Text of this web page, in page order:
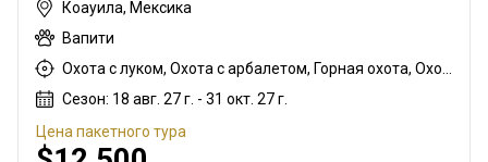
Коауила, Мексика
Вапити
Сезон: 18 авг. 27 г. - 31 окт. 27 г.
Цена пакетного тура